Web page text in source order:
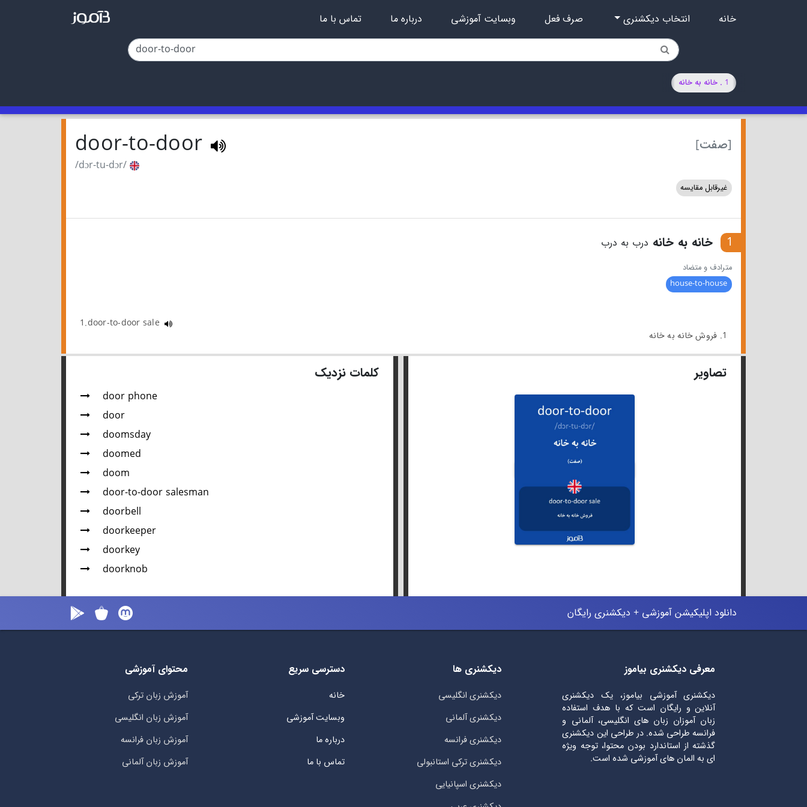
خانه انتخاب دیکشنری صرف فعل وبسایت آموزشی درباره ما تماس با ما
1 . خانه به خانه
[صفت] door-to-door
/dɔr-tu-dɔr/
غیرقابل مقایسه
1 خانه به خانه درب به درب
مترادف و متضاد
house-to-house
1.door-to-door sale
1. فروش خانه به خانه
تصاویر کلمات نزدیک
door phone
door
doomsday
doomed
doom
door-to-door salesman
doorbell
doorkeeper
doorkey
doorknob
دانلود اپلیکیشن آموزشی + دیکشنری رایگان
معرفی دیکشنری بیاموز
دیکشنری آموزشی بیاموز، یک دیکشنری
آنلاین و رایگان است که با هدف استفاده
زبان آموزان زبان های انگلیسی، آلمانی و
فرانسه طراحی شده. در طراحی این دیکشنری
گذشته از استاندارد بودن محتوا، توجه ویژه
ای به المان های آموزشی شده است.
دیکشنری ها
دیکشنری انگلیسی
دیکشنری آلمانی
دیکشنری فرانسه
دیکشنری ترکی استانبولی
دیکشنری اسپانیایی
دسترسی سریع
خانه
وبسایت آموزشی
درباره ما
تماس با ما
محتوای آموزشی
آموزش زبان ترکی
آموزش زبان انگلیسی
آموزش زبان فرانسه
آموزش زبان آلمانی